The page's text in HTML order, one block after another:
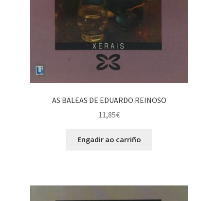
AS BALEAS DE EDUARDO REINOSO
11,85€
Engadir ao carriño